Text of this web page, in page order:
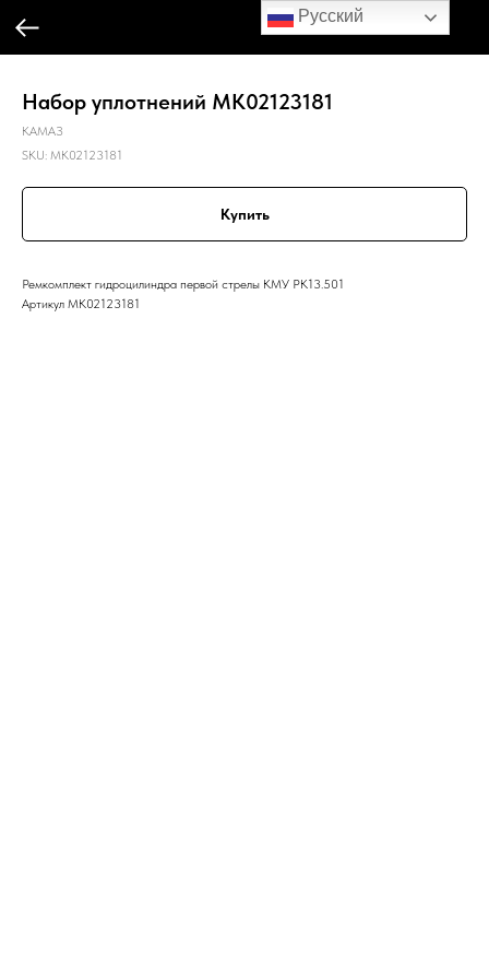
Русский
Набор уплотнений MK02123181
КАМАЗ
SKU: MK02123181
Купить
Ремкомплект гидроцилиндра первой стрелы КМУ РК13.501
Артикул MK02123181